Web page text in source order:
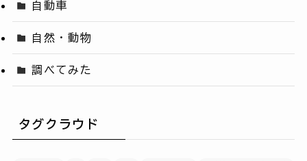
自動車
自然・動物
調べてみた
タグクラウド